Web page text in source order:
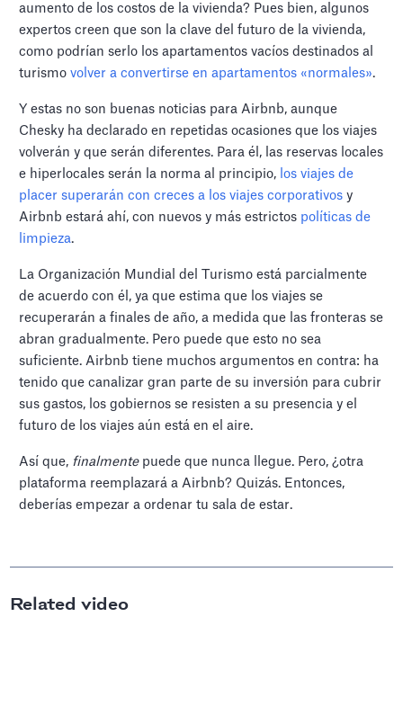
aumento de los costos de la vivienda? Pues bien, algunos
expertos creen que son la clave del futuro de la vivienda,
como podrían serlo los apartamentos vacíos destinados al
turismovolver a convertirse en apartamentos «normales».
Y estas no son buenas noticias para Airbnb, aunque
Chesky ha declarado en repetidas ocasiones que los viajes
volverán y que serán diferentes. Para él, las reservas locales
e hiperlocales serán la norma al principio, los viajes de
placer superarán con creces a los viajes corporativos y
Airbnb estará ahí, con nuevos y más estrictos políticas de
limpieza.
La Organización Mundial del Turismo está parcialmente
de acuerdo con él, ya que estima que los viajes se
recuperarán a finales de año, a medida que las fronteras se
abran gradualmente. Pero puede que esto no sea
suficiente. Airbnb tiene muchos argumentos en contra: ha
tenido que canalizar gran parte de su inversión para cubrir
sus gastos, los gobiernos se resisten a su presencia y el
futuro de los viajes aún está en el aire.
Así que, finalmente puede que nunca llegue. Pero, ¿otra
plataforma reemplazará a Airbnb? Quizás. Entonces,
deberías empezar a ordenar tu sala de estar.
Related video